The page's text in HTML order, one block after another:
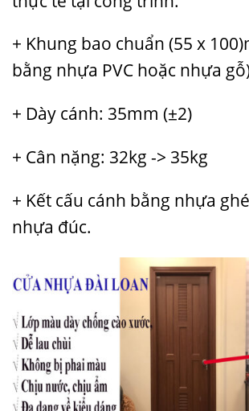
+ Khung bao chuẩn (55 x
bằng nhựa PVC hoặc nhựa
+ Dày cánh: 35mm (±2)
+ Cân nặng: 32kg -> 35kg
+ Kết cấu cánh bằng nhựa
nhựa đúc.